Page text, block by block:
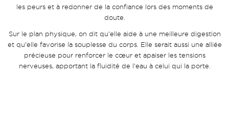
les peurs et à redonner de la confiance lors des moments de
doute.
Sur le plan physique, on dit qu’elle aide à une meilleure digestion
et qu’elle favorise la souplesse du corps. Elle serait aussi une alliée
précieuse pour renforcer le cœur et apaiser les tensions
nerveuses, apportant la fluidité de l’eau à celui qui la porte.